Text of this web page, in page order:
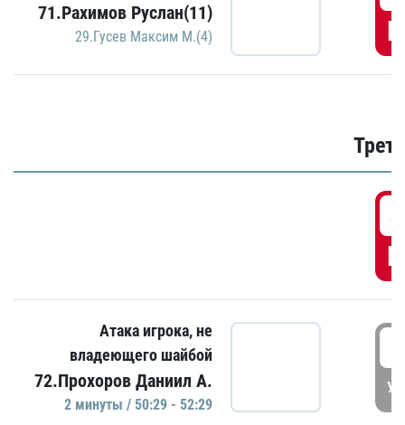
71.Рахимов Руслан(11)
29.Гусев Максим М.(4)
Атака игрока, не
владеющего шайбой
72.Прохоров Даниил А.
2 минуты / 50:29 - 52:29